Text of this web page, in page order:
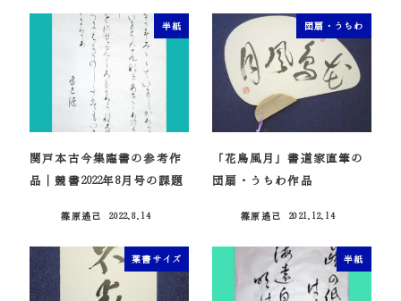
半紙
関戸本古今集臨書の参考作
品｜競書2022年8月号の課題
篠原遙己
2022.8.14
団扇・うちわ
「花鳥風月」書道家直筆の
団扇・うちわ作品
篠原遙己
2021.12.14
葉書サイズ 半紙